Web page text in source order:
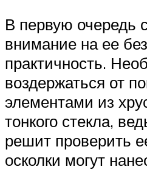
В первую очередь
внимание на ее
практичность.
воздержаться от
элементами из
тонкого стекла,
решит проверить
осколки могут